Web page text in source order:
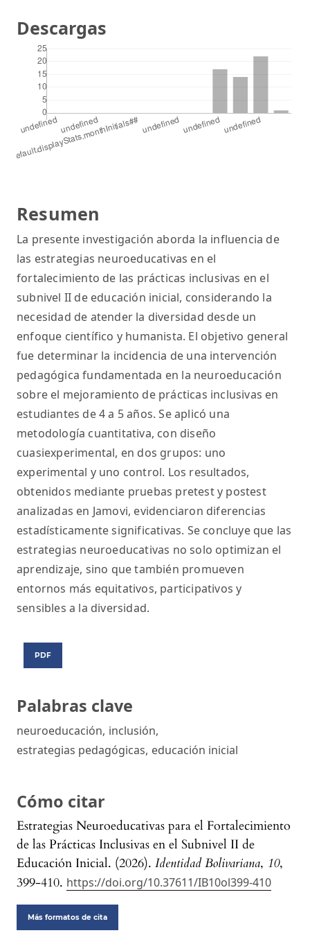
Palabras clave
neuroeducación, inclusión,
estrategias pedagógicas, educación inicial
Cómo citar
Estrategias Neuroeducativas para el Fortalecimiento
de las Prácticas Inclusivas en el Subnivel II de
Educación Inicial. (2026). Identidad Bolivariana, 10,
399-410. https://doi.org/10.37611/IB10ol399-410
Más formatos de cita
Resumen
La presente investigación aborda la influencia de
las estrategias neuroeducativas en el
fortalecimiento de las prácticas inclusivas en el
subnivel II de educación inicial, considerando la
necesidad de atender la diversidad desde un
enfoque científico y humanista. El objetivo general
fue determinar la incidencia de una intervención
pedagógica fundamentada en la neuroeducación
sobre el mejoramiento de prácticas inclusivas en
estudiantes de 4 a 5 años. Se aplicó una
metodología cuantitativa, con diseño
cuasiexperimental, en dos grupos: uno
experimental y uno control. Los resultados,
obtenidos mediante pruebas pretest y postest
analizadas en Jamovi, evidenciaron diferencias
estadísticamente significativas. Se concluye que las
estrategias neuroeducativas no solo optimizan el
aprendizaje, sino que también promueven
entornos más equitativos, participativos y
sensibles a la diversidad.
PDF
Descargas